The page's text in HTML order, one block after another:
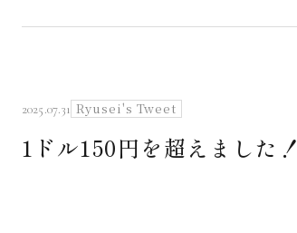
さえぐさ日誌
映像庫
2025.07.31 Ryusei's Tweet
1ドル150円を超えました！